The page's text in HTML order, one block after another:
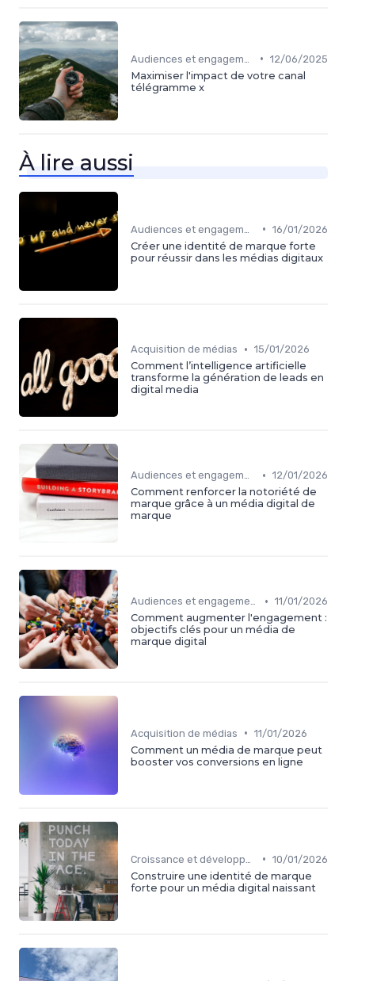
• 12/06/2025
Maximiser l'impact de votre canal
télégramme x
À lire aussi
• 16/01/2026
Créer une identité de marque forte
pour réussir dans les médias digitaux
Acquisition de médias • 15/01/2026
Comment l’intelligence artificielle
transforme la génération de leads en
digital media
Audiences et engagement • 12/01/2026
Comment renforcer la notoriété de
marque grâce à un média digital de
marque
Audiences et engagement • 11/01/2026
Comment augmenter l'engagement :
objectifs clés pour un média de
marque digital
Acquisition de médias • 11/01/2026
Comment un média de marque peut
booster vos conversions en ligne
• 10/01/2026
Construire une identité de marque
forte pour un média digital naissant